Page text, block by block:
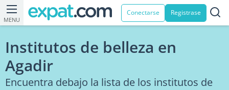
MENU
Conectarse Registrase
Institutos de belleza en
Agadir
Encuentra debajo la lista de los institutos de